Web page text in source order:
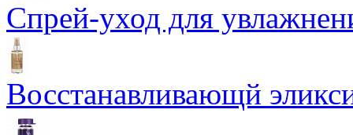
Спрей-уход для
Восстанавливающй